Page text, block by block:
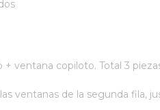
ventana copiloto. Total 3
ventanas de la segunda fila,